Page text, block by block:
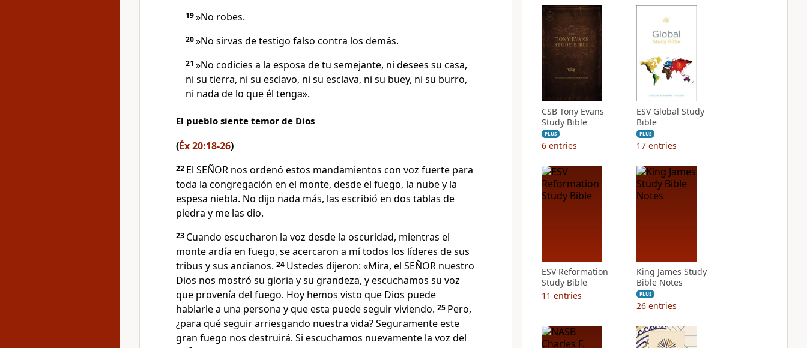
19»No robes.
20»No sirvas de testigo falso contra los demás.
21 »No codicies a la esposa de tu semejante, ni desees su casa,
ni su tierra, ni su esclavo, ni su esclava, ni su buey, ni su burro,
ni nada de lo que él tenga».
El pueblo siente temor de Dios
(Éx 20:18-26)
22 El SEÑOR nos ordenó estos mandamientos con voz fuerte para
toda la congregación en el monte, desde el fuego, la nube y la
espesa niebla. No dijo nada más, las escribió en dos tablas de
piedra y me las dio.
23 Cuando escucharon la voz desde la oscuridad, mientras el
monte ardía en fuego, se acercaron a mí todos los líderes de sus
tribus y sus ancianos. 24 Ustedes dijeron: «Mira, el SEÑOR nuestro
Dios nos mostró su gloria y su grandeza, y escuchamos su voz
que provenía del fuego. Hoy hemos visto que Dios puede
hablarle a una persona y que esta puede seguir viviendo. 25 Pero,
¿para qué seguir arriesgando nuestra vida? Seguramente este
gran fuego nos destruirá. Si escuchamos nuevamente la voz del
CSB Tony Evans
Study Bible
PLUS
6 entries
ESV Global Study
Bible
PLUS
17 entries
ESV Reformation
Study Bible
11 entries
King James Study
Bible Notes
PLUS
26 entries